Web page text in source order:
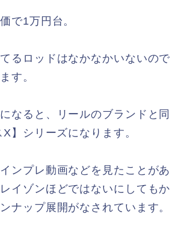
で1万円台。
るロッドはなかなかいないので
す。
なると、リールのブランドと同
】シリーズになります。
ンプレ動画などを見たことがあ
イゾンほどではないにしてもか
ナップ展開がなされています。